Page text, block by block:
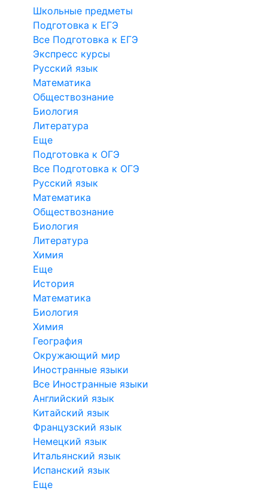
Школьные предметы
Подготовка к ЕГЭ
Все Подготовка к ЕГЭ
Экспресс курсы
Русский язык
Математика
Обществознание
Биология
Литература
Еще
Подготовка к ОГЭ
Все Подготовка к ОГЭ
Русский язык
Математика
Обществознание
Биология
Литература
Химия
Еще
История
Математика
Биология
Химия
География
Окружающий мир
Иностранные языки
Все Иностранные языки
Английский язык
Китайский язык
Французский язык
Немецкий язык
Итальянский язык
Испанский язык
Еще